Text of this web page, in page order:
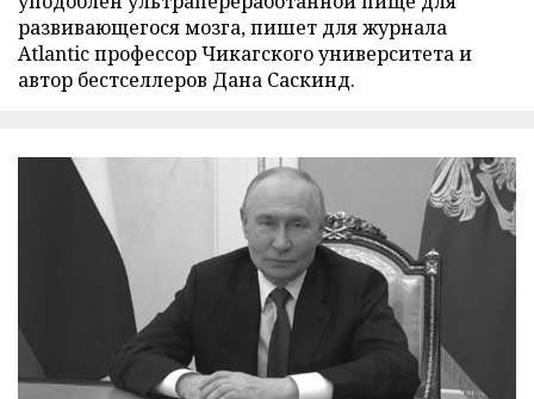
развивающегося мозга, пишет для журнала
Atlantic профессор Чикагского университета и
автор бестселлеров Дана Саскинд.